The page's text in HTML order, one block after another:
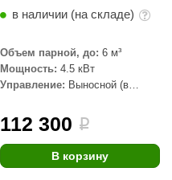
в наличии (на складе)
Объем парной, до: 6 м³
Мощность: 4.5 кВт
Управление: Выносной (в
112 300 i
В корзину